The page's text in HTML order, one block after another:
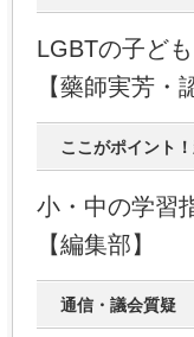
LGBTの子ど
【藥師実芳
ここがポイント
小・中の学習
【編集部】
通信・議会質疑